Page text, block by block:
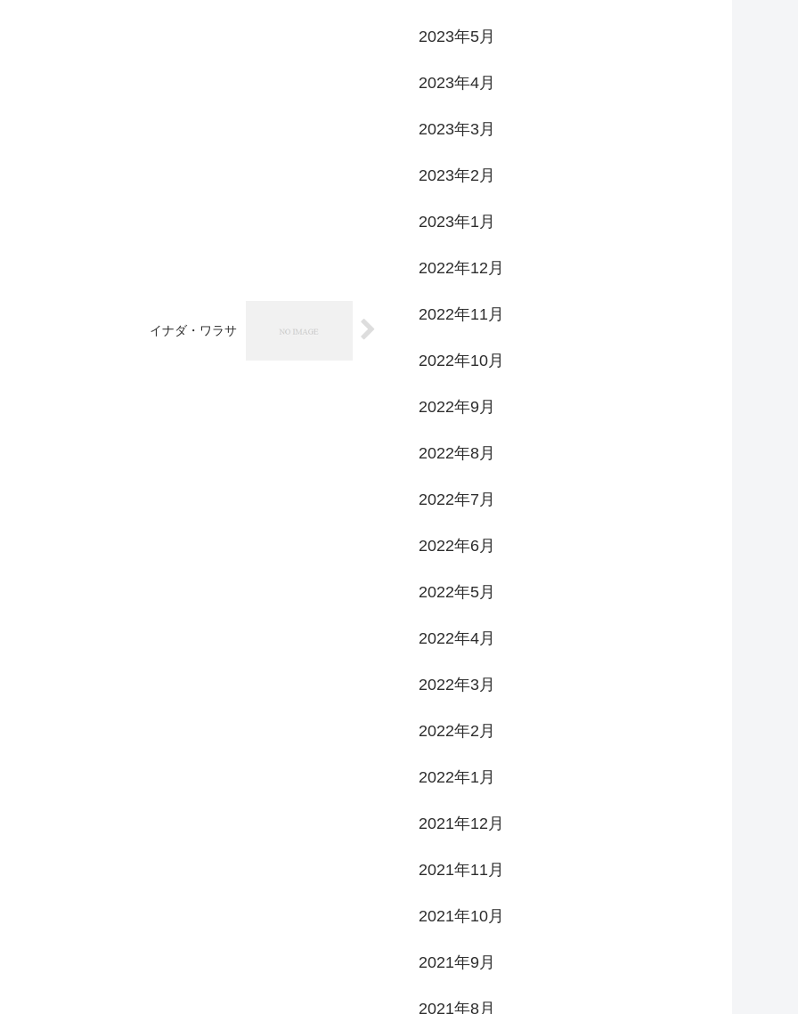
イナダ・ワラサ
2023年5月
2023年4月
2023年3月
2023年2月
2023年1月
2022年12月
2022年11月
2022年10月
2022年9月
2022年8月
2022年7月
2022年6月
2022年5月
2022年4月
2022年3月
2022年2月
2022年1月
2021年12月
2021年11月
2021年10月
2021年9月
2021年8月